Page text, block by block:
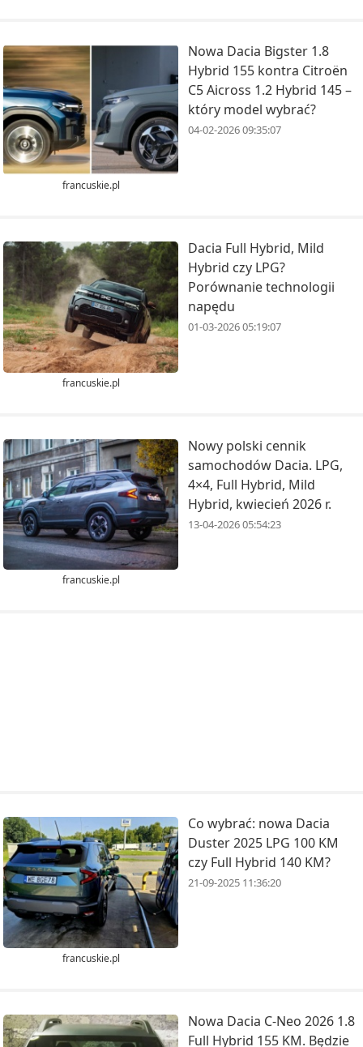
francuskie.pl
Nowa Dacia Bigster 1.8
Hybrid 155 kontra Citroën
C5 Aicross 1.2 Hybrid 145 –
który model wybrać?
04-02-2026 09:35:07
francuskie.pl
Dacia Full Hybrid, Mild
Hybrid czy LPG?
Porównanie technologii
napędu
01-03-2026 05:19:07
francuskie.pl
Nowy polski cennik
samochodów Dacia. LPG,
4×4, Full Hybrid, Mild
Hybrid, kwiecień 2026 r.
13-04-2026 05:54:23
francuskie.pl
Co wybrać: nowa Dacia
Duster 2025 LPG 100 KM
czy Full Hybrid 140 KM?
21-09-2025 11:36:20
Nowa Dacia C-Neo 2026 1.8
Full Hybrid 155 KM. Będzie